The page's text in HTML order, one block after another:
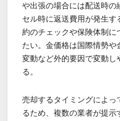
や出張の場合には配送時の
セル時に返送費用が発生す
約のチェックや保険体制に
たい。金価格は国際情勢や
変動など外的要因で変動し
る。
売却するタイミングによっ
るため、複数の業者が提